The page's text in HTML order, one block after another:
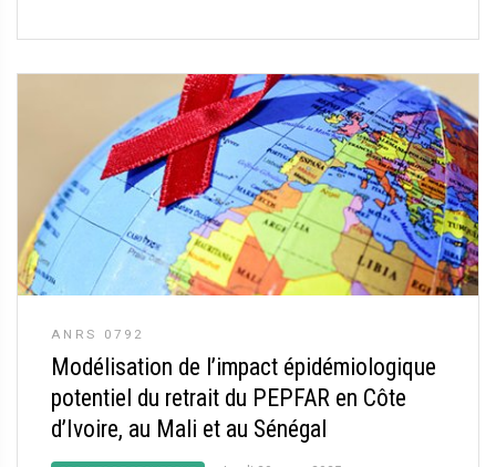
ANRS 0792
Modélisation de l’impact épidémiologique
potentiel du retrait du PEPFAR en Côte
d’Ivoire, au Mali et au Sénégal